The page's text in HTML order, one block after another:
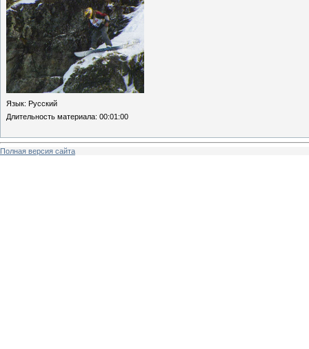
Язык: Русский
Длительность материала: 00:01:00
Полная версия сайта